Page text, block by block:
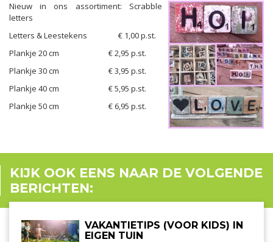
Nieuw in ons assortiment: Scrabble
letters
Letters & Leestekens € 1,00 p.st.
Plankje 20 cm € 2,95 p.st.
Plankje 30 cm € 3,95 p.st.
Plankje 40 cm € 5,95 p.st.
Plankje 50 cm € 6,95 p.st.
KIJK OOK EENS NAAR DE VOLGENDE
BERICHTEN:
VAKANTIETIPS (VOOR KIDS) IN
EIGEN TUIN